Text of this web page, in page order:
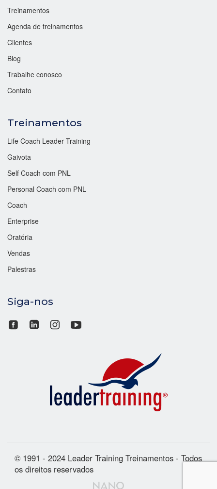
Treinamentos
Agenda de treinamentos
Clientes
Blog
Trabalhe conosco
Contato
Treinamentos
Life Coach Leader Training
Gaivota
Self Coach com PNL
Personal Coach com PNL
Coach
Enterprise
Oratória
Vendas
Palestras
Siga-nos
© 1991 - 2024 Leader Training Treinamentos - Todos
os direitos reservados